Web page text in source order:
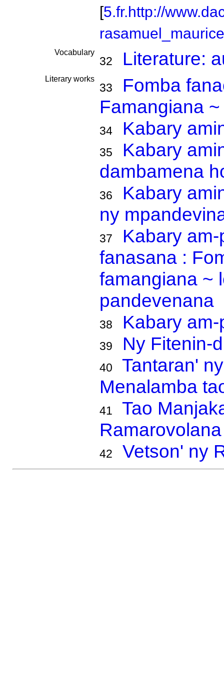
[5.fr.http://
Vocabulary
32 Literature:
Literary works
33
Fomba
Famangiana
34 Kabary
35
Kabary
dambamena
36
Kabary
ny
37
Kabary
fanasana :
famangiana ~
pandevenana
38 Kabary
39 Ny Fitenin-
40
Tantaran'
Menalamba
41
Tao
Ramarovolana
42 Vetson' ny